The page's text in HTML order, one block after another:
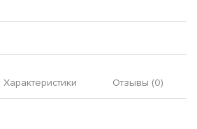
Характеристики Отзывы (0)